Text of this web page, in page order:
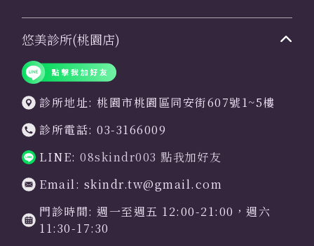
悠美診所(桃園店)
診所地址: 桃園市桃園區同安街607號1~5樓
診所電話: 03-3166009
LINE:08skindr003 點我加好友
Email: skindr.tw@gmail.com
門診時間: 週一至週五 12:00-21:00，週六
11:30-17:30